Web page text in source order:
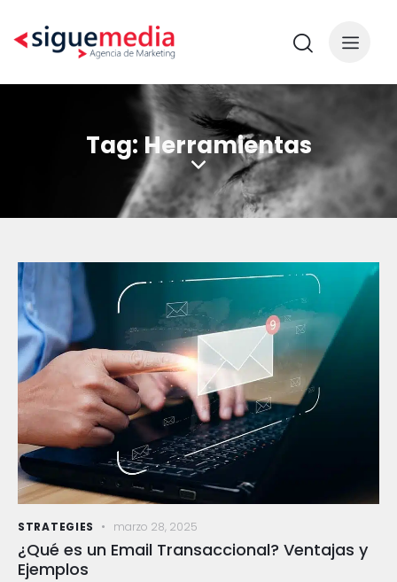
Tag: Herramientas
STRATEGIES marzo 28, 2025
¿Qué es un Email Transaccional? Ventajas y
Ejemplos